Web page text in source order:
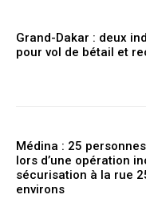
Grand-Dakar : deux
pour vol de bétail et
Médina : 25
lors d’une opération
sécurisation à la rue
environs